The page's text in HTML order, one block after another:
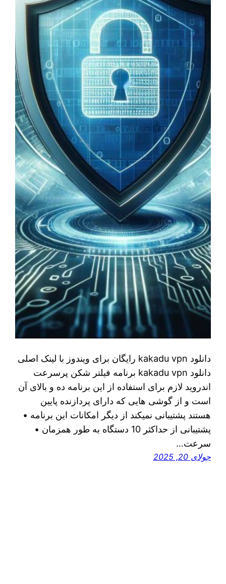
دانلود kakadu vpn رایگان برای ویندوز با لینک اصلی
دانلود kakadu vpn برنامه فیلتر شکن پرسرعت
اندروید لازم برای استفاده از این برنامه ده و بالای آن
است و از گوشی هایی که دارای پردازنده پایین
هستند پشتیبانی نمیکند از دیگر امکانات این برنامه •
پشتیبانی از حداکثر 10 دستگاه به طور همزمان •
سرعت…
جولای 20, 2025